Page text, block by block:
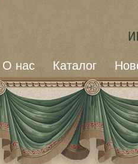
О нас Каталог